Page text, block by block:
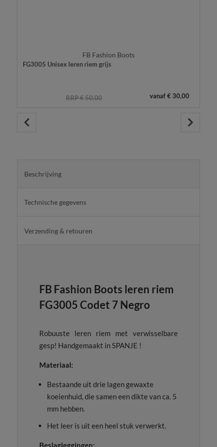
FB Fashion Boots
FG3005 Unisex leren riem grijs
RRP € 50,00 vanaf € 30,00
Beschrijving
Technische gegevens
Verzending & retouren
FB Fashion Boots leren riem
FG3005 Codet 7 Negro
Robuuste leren riem met verwisselbare
gesp! Handgemaakt in SPANJE !
Materiaal:
Bestaande uit drie lagen gewaxte
koeienhuid, die samen een dikte van ca. 5
mm hebben.
Het leer is uit een heel stuk verwerkt.
Beslagleggingen: